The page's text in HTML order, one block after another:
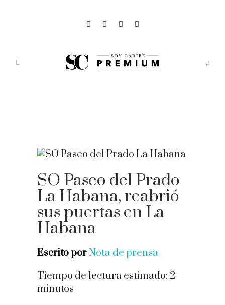
SO Paseo del Prado
La Habana, reabrió
sus puertas en La
Habana
Escrito porNota de prensa
Tiempo de lectura estimado: 2
minutos